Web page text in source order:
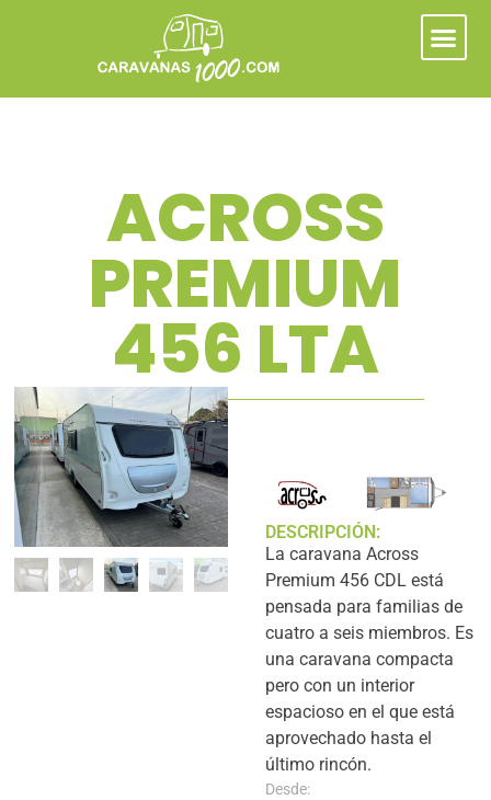
ACROSS
PREMIUM
456 LTA
DESCRIPCIÓN:
La caravana Across
Premium 456 CDL está
pensada para familias de
cuatro a seis miembros. Es
una caravana compacta
pero con un interior
espacioso en el que está
aprovechado hasta el
último rincón.
Desde: